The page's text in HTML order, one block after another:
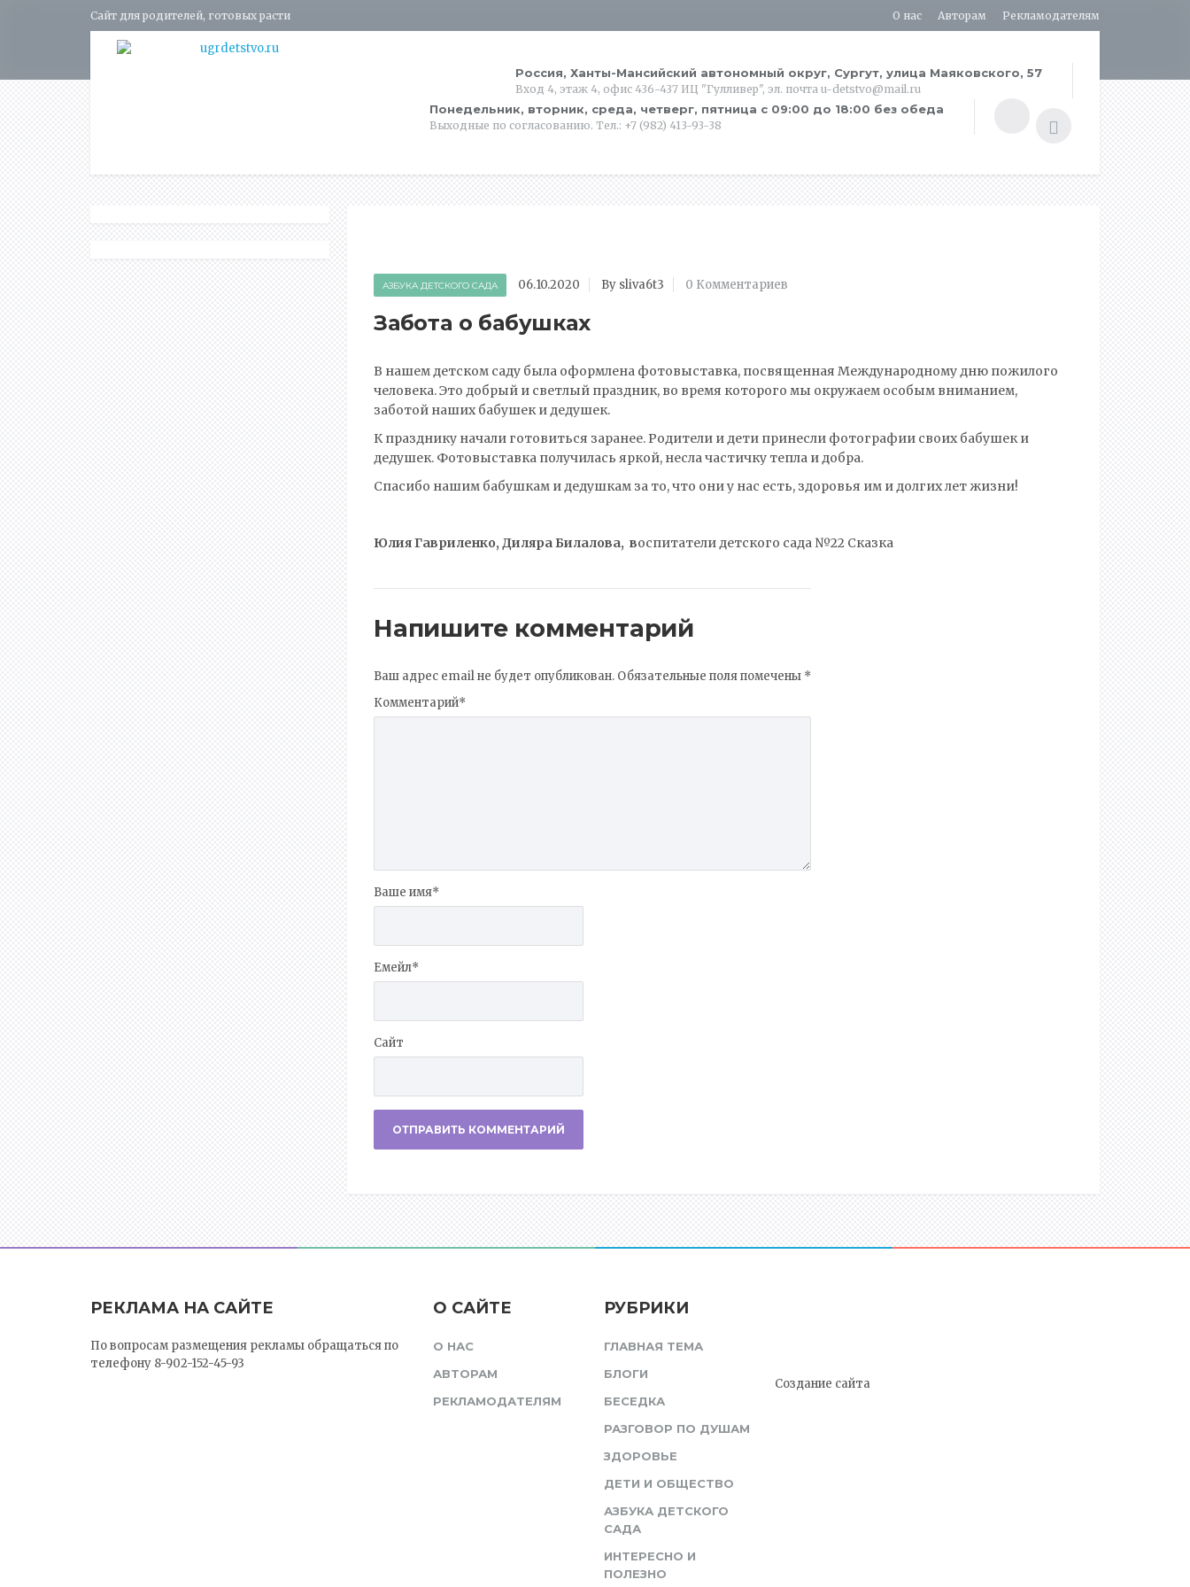
Сайт для родителей, готовых расти О нас Авторам Рекламодателям
Россия, Ханты-Мансийский автономный округ, Сургут, улица Маяковского, 57
Вход 4, этаж 4, офис 436-437 ИЦ "Гулливер", эл. почта u-detstvo@mail.ru
Понедельник, вторник, среда, четверг, пятница с 09:00 до 18:00 без обеда
Выходные по согласованию. Тел.: +7 (982) 413-93-38
АЗБУКА ДЕТСКОГО САДА 06.10.2020 By sliva6t3 0 Комментариев
Забота о бабушках
В нашем детском саду была оформлена фотовыставка, посвященная Международному дню пожилого
человека. Это добрый и светлый праздник, во время которого мы окружаем особым вниманием,
заботой наших бабушек и дедушек.
К празднику начали готовиться заранее. Родители и дети принесли фотографии своих бабушек и
дедушек. Фотовыставка получилась яркой, несла частичку тепла и добра.
Спасибо нашим бабушкам и дедушкам за то, что они у нас есть, здоровья им и долгих лет жизни!
Юлия Гавриленко, Диляра Билалова, воспитатели детского сада №22 Сказка
Напишите комментарий
Ваш адрес email не будет опубликован. Обязательные поля помечены *
Комментарий*
Ваше имя*
Емейл*
Сайт
РЕКЛАМА НА САЙТЕ
По вопросам размещения рекламы обращаться по
телефону 8-902-152-45-93
О САЙТЕ
О НАС
АВТОРАМ
РЕКЛАМОДАТЕЛЯМ
РУБРИКИ
ГЛАВНАЯ ТЕМА
БЛОГИ
БЕСЕДКА
РАЗГОВОР ПО ДУШАМ
ЗДОРОВЬЕ
ДЕТИ И ОБЩЕСТВО
АЗБУКА ДЕТСКОГО
САДА
ИНТЕРЕСНО И
ПОЛЕЗНО
Создание сайта